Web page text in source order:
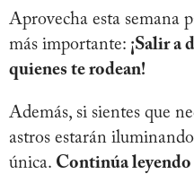
Aprovecha esta semana
más importante: ¡Salir a
quienes te rodean!
Además, si sientes que
astros estarán
única. Continúa leyendo